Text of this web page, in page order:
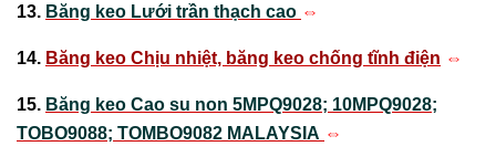
13. Băng keo Lưới trần thạch cao ⇔
14. Băng keo Chịu nhiệt, băng keo chống tĩnh điện ⇔
15. Băng keo Cao su non 5MPQ9028; 10MPQ9028;
TOBO9088; TOMBO9082 MALAYSIA ⇔